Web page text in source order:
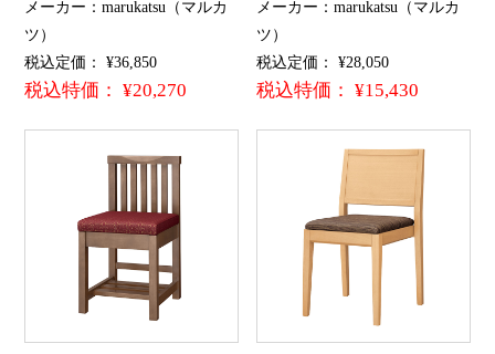
メーカー：marukatsu（マルカ
ツ）
税込定価： ¥36,850
税込特価： ¥20,270
メーカー：marukatsu（マルカ
ツ）
税込定価： ¥28,050
税込特価： ¥15,430